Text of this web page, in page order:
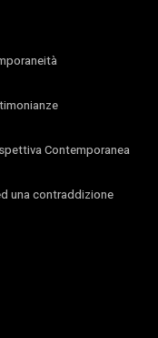
Contemporanea
una contraddizione